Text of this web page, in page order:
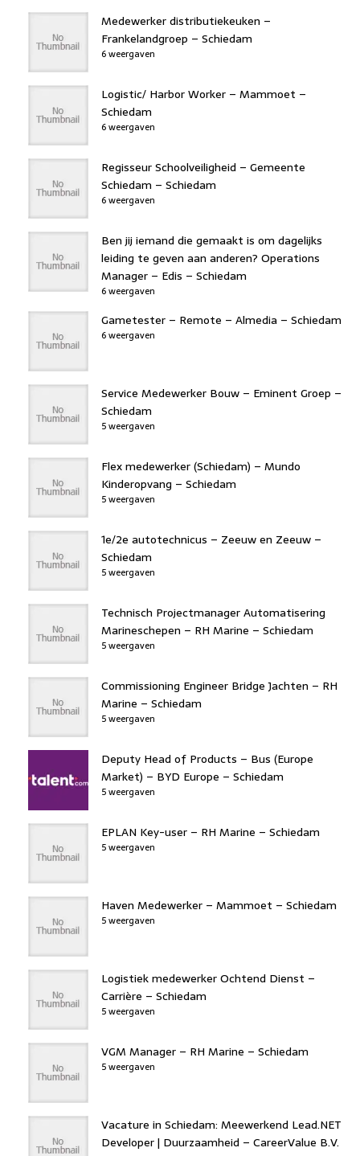
Medewerker distributiekeuken –
Frankelandgroep – Schiedam
6 weergaven
Logistic/ Harbor Worker – Mammoet –
Schiedam
6 weergaven
Regisseur Schoolveiligheid – Gemeente
Schiedam – Schiedam
6 weergaven
Ben jij iemand die gemaakt is om dagelijks
leiding te geven aan anderen? Operations
Manager – Edis – Schiedam
6 weergaven
Gametester – Remote – Almedia – Schiedam
6 weergaven
Service Medewerker Bouw – Eminent Groep –
Schiedam
5 weergaven
Flex medewerker (Schiedam) – Mundo
Kinderopvang – Schiedam
5 weergaven
1e/2e autotechnicus – Zeeuw en Zeeuw –
Schiedam
5 weergaven
Technisch Projectmanager Automatisering
Marineschepen – RH Marine – Schiedam
5 weergaven
Commissioning Engineer Bridge Jachten – RH
Marine – Schiedam
5 weergaven
Deputy Head of Products – Bus (Europe
Market) – BYD Europe – Schiedam
5 weergaven
EPLAN Key-user – RH Marine – Schiedam
5 weergaven
Haven Medewerker – Mammoet – Schiedam
5 weergaven
Logistiek medewerker Ochtend Dienst –
Carrière – Schiedam
5 weergaven
VGM Manager – RH Marine – Schiedam
5 weergaven
Vacature in Schiedam: Meewerkend Lead.NET
Developer | Duurzaamheid – CareerValue B.V.